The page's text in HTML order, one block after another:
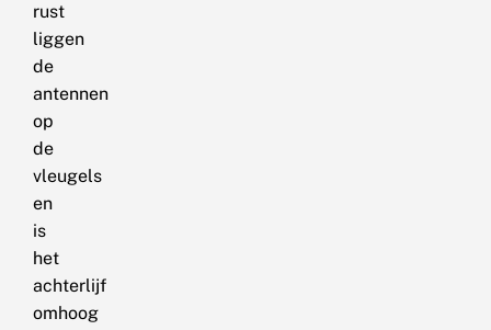
rust
liggen
de
antennen
op
de
vleugels
en
is
het
achterlijf
omhoog